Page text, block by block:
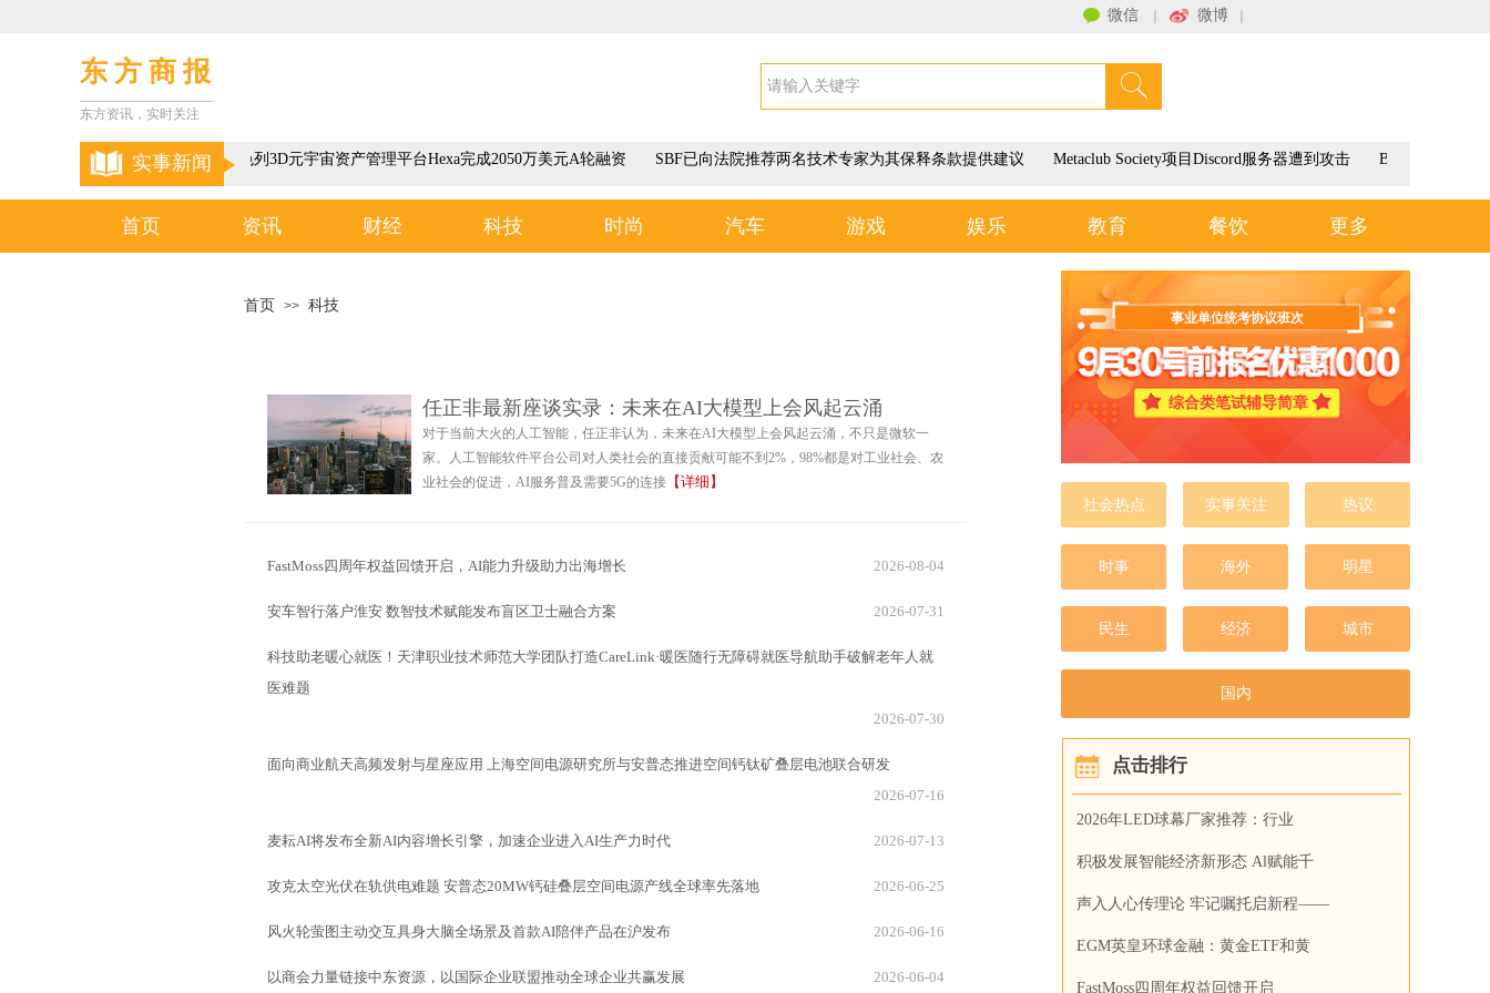
微博
微信
以色列3D元宇宙资产管理平台Hexa完成2050万美元A轮融资 SBF已向法院推荐两名技术专家为其保释条款提供建议 Metaclub Society项目Discord服务器遭到攻击 BitMEX将于3月
东 方 商 报
实事新闻
东方资讯，实时关注
首页 资讯 财经 科技 时尚 汽车 游戏 娱乐 教育 餐饮 更多
首页 >> 科技
事业单位统考协议班次
任正非最新座谈实录：未来在AI大模型上会风起云涌
对于当前大火的人工智能，任正非认为，未来在AI大模型上会风起云涌，不只是微软一
家。人工智能软件平台公司对人类社会的直接贡献可能不到2%，98%都是对工业社会、农
业社会的促进，AI服务普及需要5G的连接 【详细】
FastMoss四周年权益回馈开启，AI能力升级助力出海增长 2026-08-04
安车智行落户淮安 数智技术赋能发布盲区卫士融合方案 2026-07-31
科技助老暖心就医！天津职业技术师范大学团队打造CareLink·暖医随行无障碍就医导航助手破解老年人就
医难题
2026-07-30
面向商业航天高频发射与星座应用 上海空间电源研究所与安普态推进空间钙钛矿叠层电池联合研发
2026-07-16
麦耘AI将发布全新AI内容增长引擎，加速企业进入AI生产力时代 2026-07-13
攻克太空光伏在轨供电难题 安普态20MW钙硅叠层空间电源产线全球率先落地 2026-06-25
风火轮萤图主动交互具身大脑全场景及首款AI陪伴产品在沪发布 2026-06-16
以商会力量链接中东资源，以国际企业联盟推动全球企业共赢发展 2026-06-04
综合类笔试辅导简章
热议
实事关注
社会热点
时事 海外 明星
城市
民生 经济
国内
点击排行
2026年LED球幕厂家推荐：行业
积极发展智能经济新形态 Al赋能千
声入人心传理论 牢记嘱托启新程——
EGM英皇环球金融：黄金ETF和黄
FastMoss四周年权益回馈开启